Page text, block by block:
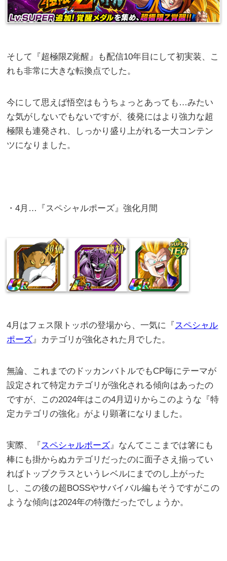
そして『超極限Z覚醒』も配信10年目にして初実装、こ
れも非常に大きな転換点でした。
今にして思えば悟空はもうちょっとあっても…みたい
な気がしないでもないですが、後発にはより強力な超
極限も連発され、しっかり盛り上がれる一大コンテン
ツになりました。
・4月…『スペシャルポーズ』強化月間
4月はフェス限トッポの登場から、一気に『 スペシャル
ポーズ』カテゴリが強化された月でした。
無論、これまでのドッカンバトルでもCP毎にテーマが
設定されて特定カテゴリが強化される傾向はあったの
ですが、この2024年はこの4月辺りからこのような『特
定カテゴリの強化』がより顕著になりました。
実際、『 スペシャルポーズ』なんてここまでは箸にも
棒にも掛からぬカテゴリだったのに面子さえ揃ってい
ればトップクラスというレベルにまでのし上がった
し、この後の超BOSSやサバイバル編もそうですがこの
ような傾向は2024年の特徴だったでしょうか。